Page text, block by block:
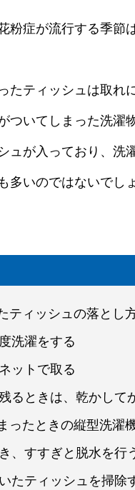
粉症が流行する季節
たティッシュは取れ
ついてしまった洗濯
ュが入っており、洗
多いのではないでし
ティッシュの落とし
洗濯をする
ットで取る
るときは、乾かして
ったときの縦型洗濯
、すすぎと脱水を行
たティッシュを掃除